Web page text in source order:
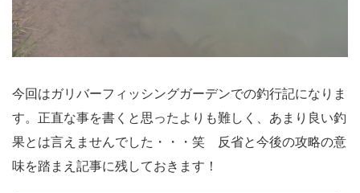
今回はガリバーフィッシングガーデンでの釣行記になりま
す。正直な事を書くと思ったよりも難しく、あまり良い釣
果とは言えませんでした・・・笑 反省と今後の攻略の意
味を踏まえ記事に残しておきます！